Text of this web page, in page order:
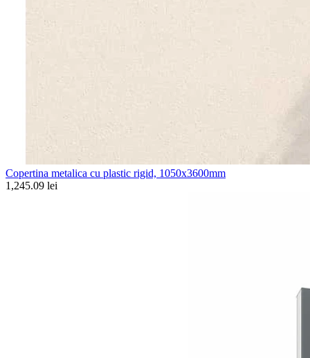
Copertina metalica cu plastic rigid, 1050x3600mm
1,245.09 lei